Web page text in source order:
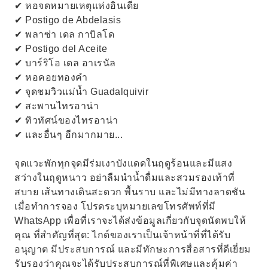
✔ หอจดหมายเหตุแห่งอินเดีย
✔ Postigo de Abdelasis
✔ พลาซ่า เดล กาบิลโด
✔ Postigo del Aceite
✔ บาร์ริโอ เดล อาเรนัล
✔ หอคอยทองคำ
✔ จุดชมวิวแม่น้ำ Guadalquivir
✔ สะพานไทรอาน่า
✔ ทิวทัศน์ของไทรอาน่า
✔ และอื่นๆ อีกมากมาย...
จุดแวะพักทุกจุดมีร่มเงาบังแดดในฤดูร้อนและมีแสง
สว่างในฤดูหนาว อย่าลืมนำน้ำดื่มและสวมรองเท้าที่
สบาย เส้นทางเดินสะดวก พื้นราบ และไม่มีทางลาดชัน
เมื่อทำการจอง โปรดระบุหมายเลขโทรศัพท์ที่มี
WhatsApp เพื่อที่เราจะได้ส่งข้อมูลเกี่ยวกับจุดนัดพบให้
คุณ ที่สำคัญที่สุด: ไกด์ของเราเป็นเจ้าหน้าที่ที่ได้รับ
อนุญาต มีประสบการณ์ และมีทักษะการสื่อสารที่ดีเยี่ยม
รับรองว่าคุณจะได้รับประสบการณ์ที่พิเศษและคุ้มค่า